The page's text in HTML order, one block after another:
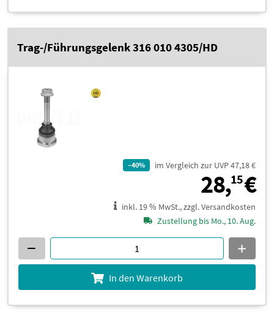
Trag-/Führungsgelenk 316 010 4305/HD
–40% im Vergleich zur UVP 47,18 €
28,15€
inkl. 19 % MwSt., zzgl. Versandkosten
Zustellung bis Mo., 10. Aug.
In den Warenkorb